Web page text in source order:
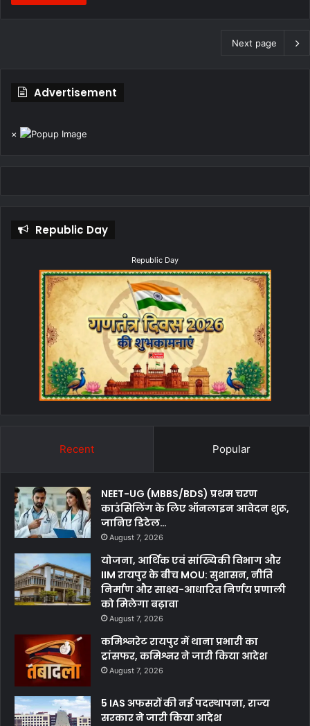
Next page
Advertisement
×
Republic Day
Republic Day
Recent Popular
NEET-UG (MBBS/BDS) प्रथम चरण
काउंसिलिंग के लिए ऑनलाइन आवेदन शुरू,
जानिए डिटेल…
August 7, 2026
योजना, आर्थिक एवं सांख्यिकी विभाग और
IIM रायपुर के बीच MOU: सुशासन, नीति
निर्माण और साक्ष्य-आधारित निर्णय प्रणाली
को मिलेगा बढ़ावा
August 7, 2026
कमिश्नरेट रायपुर में थाना प्रभारी का
ट्रांसफर, कमिश्नर ने जारी किया आदेश
August 7, 2026
5 IAS अफसरों की नई पदस्थापना, राज्य
सरकार ने जारी किया आदेश